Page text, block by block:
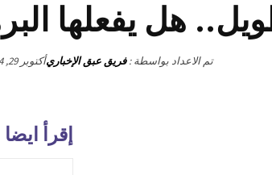
هل يفعلها
تم الاعداد بواسطة : فريق عبق الإخباريأكتوبر 29, 2024
إقرأ ايضا